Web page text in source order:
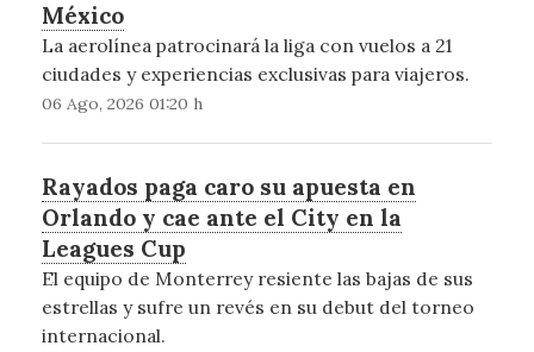
México
La aerolínea patrocinará la liga con vuelos a 21
ciudades y experiencias exclusivas para viajeros.
06 Ago, 2026 01:20 h
Rayados paga caro su apuesta en
Orlando y cae ante el City en la
Leagues Cup
El equipo de Monterrey resiente las bajas de sus
estrellas y sufre un revés en su debut del torneo
internacional.